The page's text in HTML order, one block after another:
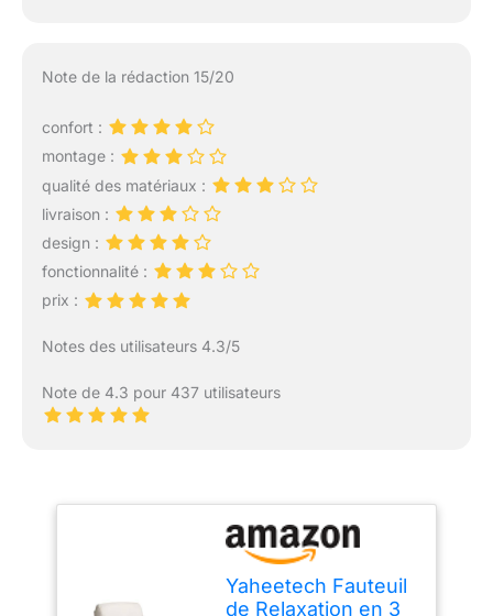
Note de la rédaction 15/20
confort :
montage :
qualité des matériaux :
livraison :
design :
fonctionnalité :
prix :
Notes des utilisateurs 4.3/5
Note de 4.3 pour 437 utilisateurs
Yaheetech Fauteuil
de Relaxation en 3